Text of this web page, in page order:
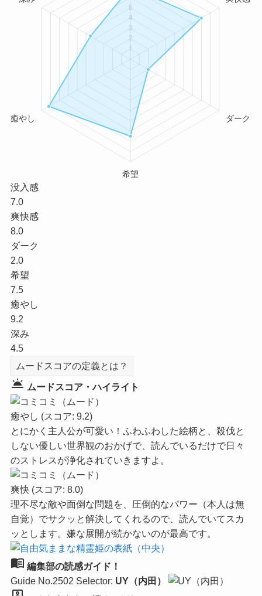
没入感
7.0
爽快感
8.0
ダーク
2.0
希望
7.5
癒やし
9.2
深み
4.5
ムードスコアの定義とは？
wb_twilight ムードスコア・ハイライト
癒やし (スコア: 9.2)
とにかく主人公が可愛い！ふわふわした絵柄と、殺伐と
しない優しい世界観のおかげで、読んでいるだけで日々
のストレスが浄化されていきますよ。
爽快 (スコア: 8.0)
理不尽な敵や面倒な問題を、圧倒的なパワー（本人は無
自覚）でサクッと解決してくれるので、読んでいてスカ
ッとします。嫌な展開が続かないのが最高です。
menu_book 編集部の読感ガイド！
Guide No.2502 Selector: UY（内田）